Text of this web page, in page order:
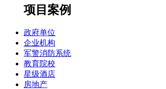
项目案例
政府单位
企业机构
军警消防系统
教育院校
星级酒店
房地产